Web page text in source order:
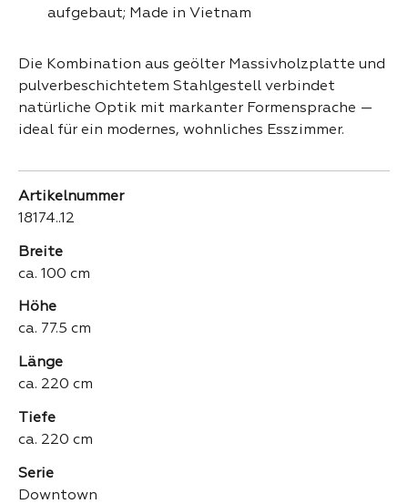
aufgebaut; Made in Vietnam
Die Kombination aus geölter Massivholzplatte und
pulverbeschichtetem Stahlgestell verbindet
natürliche Optik mit markanter Formensprache —
ideal für ein modernes, wohnliches Esszimmer.
Artikelnummer
18174..12
Breite
ca. 100 cm
Höhe
ca. 77.5 cm
Länge
ca. 220 cm
Tiefe
ca. 220 cm
Serie
Downtown